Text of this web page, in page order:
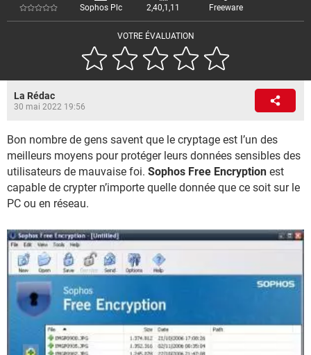
VOTRE ÉVALUATION
Sophos Plc 2,40,1,11 Freeware
La Rédac
30 mai 2022 19:56
Bon nombre de gens savent que le cryptage est l’un des
meilleurs moyens pour protéger leurs données sensibles des
utilisateurs de mauvaise foi. Sophos Free Encryption est
capable de crypter n’importe quelle donnée que ce soit sur le
PC ou en réseau.